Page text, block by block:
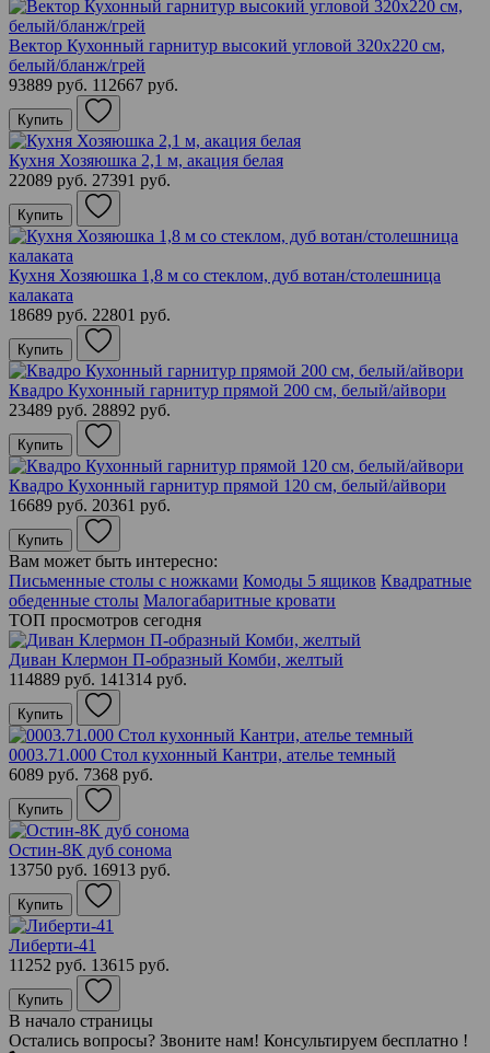
Вектор Кухонный гарнитур высокий угловой 320х220 см,
белый/бланж/грей
93889 руб. 112667 руб.
Купить
Кухня Хозяюшка 2,1 м, акация белая
22089 руб. 27391 руб.
Купить
Кухня Хозяюшка 1,8 м со стеклом, дуб вотан/столешница
калаката
18689 руб. 22801 руб.
Купить
Квадро Кухонный гарнитур прямой 200 см, белый/айвори
23489 руб. 28892 руб.
Купить
Квадро Кухонный гарнитур прямой 120 см, белый/айвори
16689 руб. 20361 руб.
Купить
Вам может быть интересно:
Письменные столы с ножками Комоды 5 ящиков Квадратные
обеденные столы Малогабаритные кровати
ТОП просмотров сегодня
Диван Клермон П-образный Комби, желтый
114889 руб. 141314 руб.
Купить
0003.71.000 Стол кухонный Кантри, ателье темный
6089 руб. 7368 руб.
Купить
Остин-8К дуб сонома
13750 руб. 16913 руб.
Купить
Либерти-41
11252 руб. 13615 руб.
Купить
В начало страницы
Остались вопросы? Звоните нам! Консультируем бесплатно !